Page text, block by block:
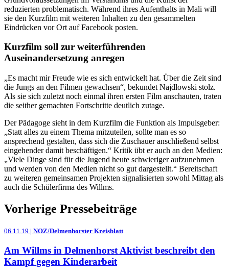
reduzierten problematisch. Während ihres Aufenthalts in Mali will
sie den Kurzfilm mit weiteren Inhalten zu den gesammelten
Eindrücken vor Ort auf Facebook posten.
Kurzfilm soll zur weiterführenden
Auseinandersetzung anregen
„Es macht mir Freude wie es sich entwickelt hat. Über die Zeit sind
die Jungs an den Filmen gewachsen“, bekundet Najdlowski stolz.
Als sie sich zuletzt noch einmal ihren ersten Film anschauten, traten
die seither gemachten Fortschritte deutlich zutage.
Der Pädagoge sieht in dem Kurzfilm die Funktion als Impulsgeber:
„Statt alles zu einem Thema mitzuteilen, sollte man es so
ansprechend gestalten, dass sich die Zuschauer anschließend selbst
eingehender damit beschäftigen.“ Kritik übt er auch an den Medien:
„Viele Dinge sind für die Jugend heute schwieriger aufzunehmen
und werden von den Medien nicht so gut dargestellt.“ Bereitschaft
zu weiteren gemeinsamen Projekten signalisierten sowohl Mittag als
auch die Schülerfirma des Willms.
Vorherige Pressebeiträge
06.11.19 | NOZ/Delmenhorster Kreisblatt
Am Willms in Delmenhorst Aktivist beschreibt den
Kampf gegen Kinderarbeit